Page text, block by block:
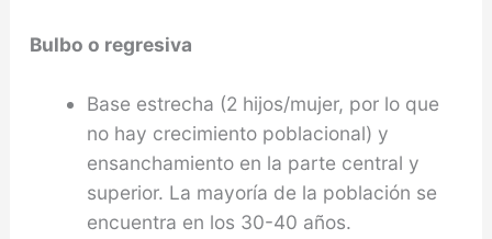
Bulbo o regresiva
Base estrecha (2 hijos/mujer, por lo que
no hay crecimiento poblacional) y
ensanchamiento en la parte central y
superior. La mayoría de la población se
encuentra en los 30-40 años.